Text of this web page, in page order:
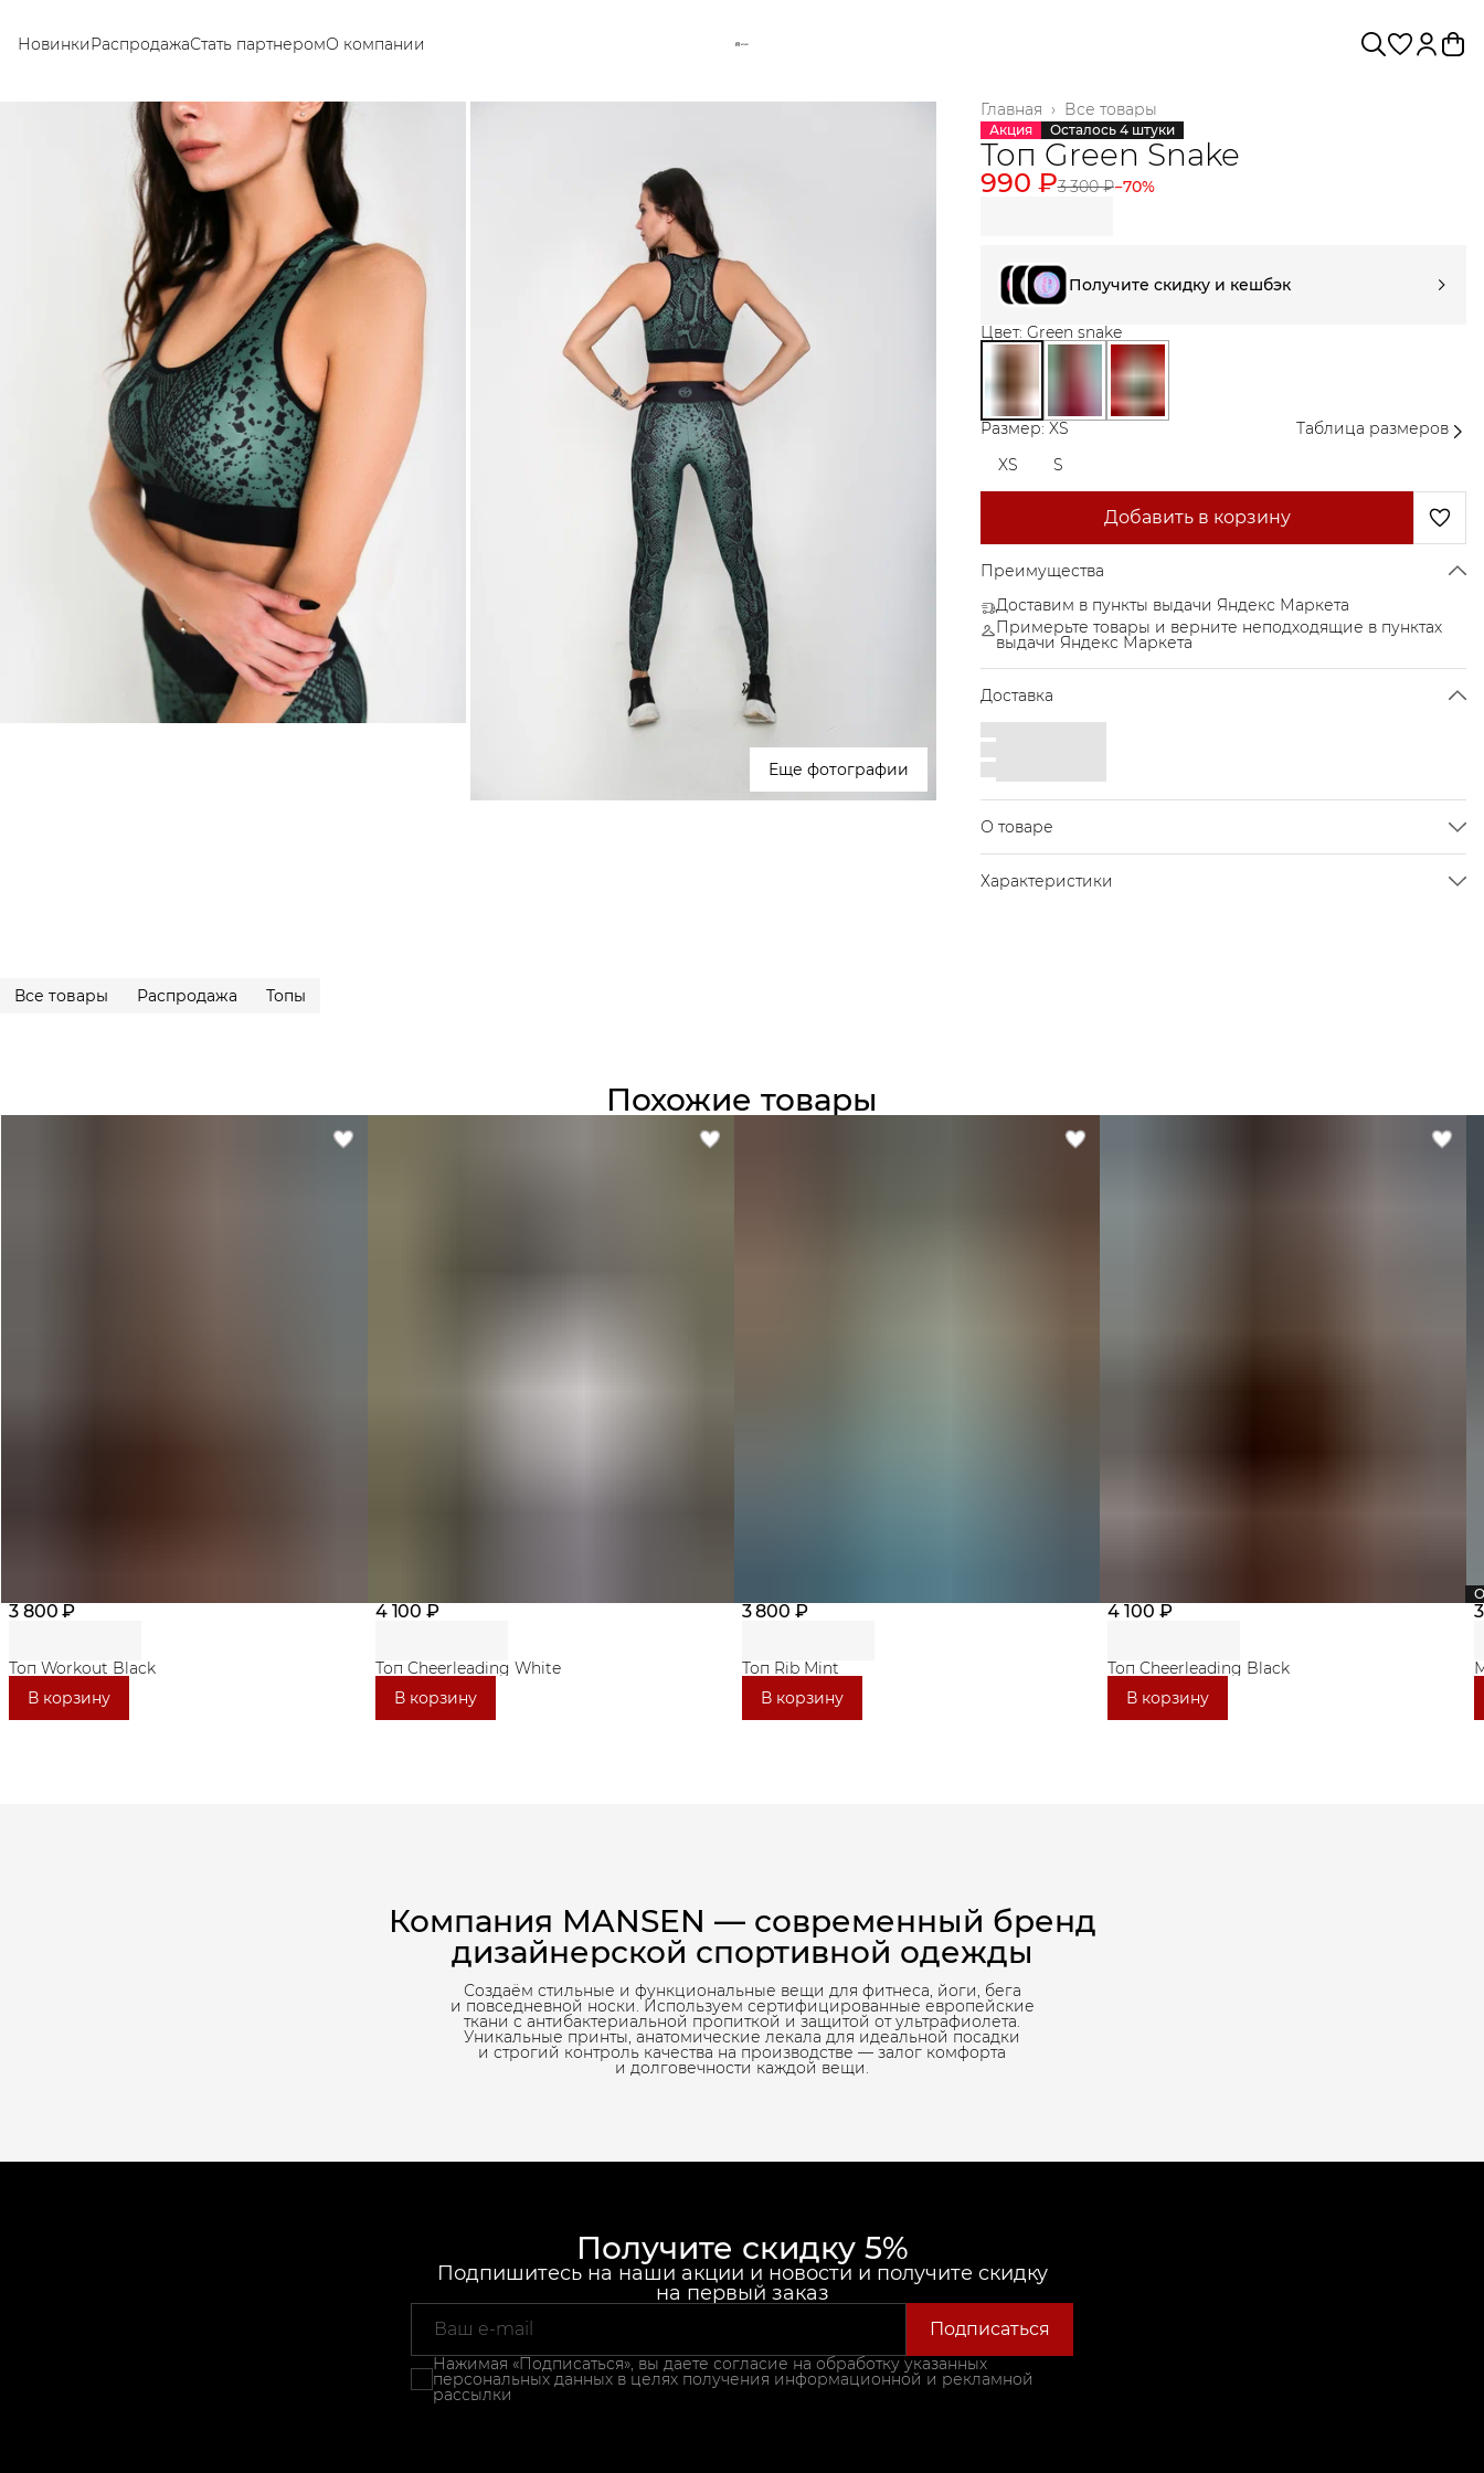
НовинкиРаспродажаСтать партнеромО компании
Еще фотографии
Все товары
Главная ›
Акция Осталось 4 штуки
Топ Green Snake
990 ₽3 300 ₽−70%
Получите скидку и кешбэк
Цвет: Green snake
Размер: XS
Таблица размеров
XS
S
Добавить в корзину
Преимущества
Доставим в пункты выдачи Яндекс Маркета
Примерьте товары и верните неподходящие в пунктах
выдачи Яндекс Маркета
Доставка
О товаре
Спортивный топ для фитнеса, кардио или йоги.
Характеристики
Все товары Распродажа Топы
Похожие товары
3 800 ₽
Топ Workout Black
В корзину
4 100 ₽
Топ Cheerleading White
В корзину
3 800 ₽
Топ Rib Mint
В корзину
4 100 ₽
Топ Cheerleading Black
В корзину
Компания MANSEN — современный бренд
дизайнерской спортивной одежды
Создаём стильные и функциональные вещи для фитнеса, йоги, бега
и повседневной носки. Используем сертифицированные европейские
ткани с антибактериальной пропиткой и защитой от ультрафиолета.
Уникальные принты, анатомические лекала для идеальной посадки
и строгий контроль качества на производстве — залог комфорта
и долговечности каждой вещи.
Получите скидку 5%
Подпишитесь на наши акции и новости и получите скидку
на первый заказ
Подписаться
Нажимая «Подписаться», вы даете согласие на обработку указанных
персональных данных в целях получения информационной и рекламной
рассылки